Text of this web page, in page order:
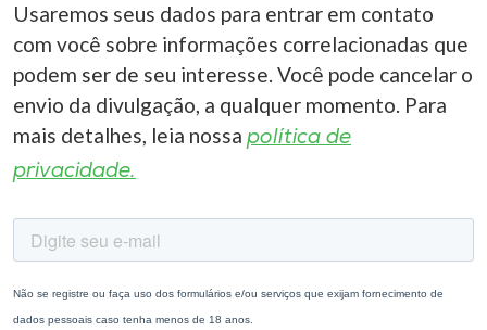
Usaremos seus dados para entrar em contato
com você sobre informações correlacionadas que
podem ser de seu interesse. Você pode cancelar o
envio da divulgação, a qualquer momento. Para
mais detalhes, leia nossa política de
privacidade.